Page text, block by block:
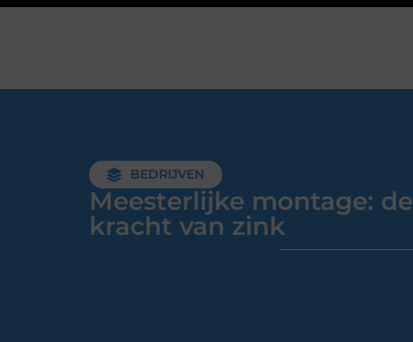
BEDRIJVEN
Meesterlijke montage: de
kracht van zink